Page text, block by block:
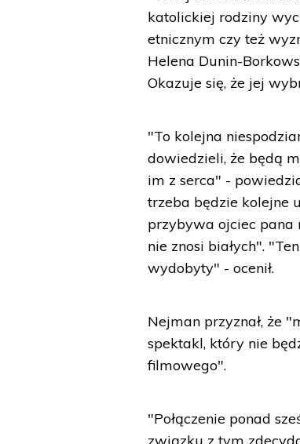
katolickiej rodziny
etnicznym czy też
Helena Dunin-
Okazuje się, że jej
"To kolejna
dowiedzieli, że będą
im z serca" -
trzeba będzie kolejne
przybywa ojciec pana
nie znosi białych".
wydobyty" - ocenił.
Nejman przyznał, że
spektakl, który nie
filmowego".
"Połączenie ponad